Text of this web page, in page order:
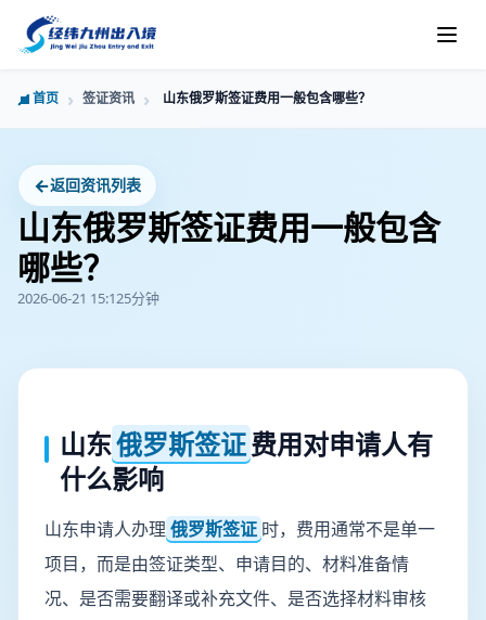
首页 签证资讯 山东俄罗斯签证费用一般包含哪些？
←返回资讯列表
山东俄罗斯签证费用一般包含
哪些？
2026-06-21 15:125分钟
山东俄罗斯签证费用对申请人有
什么影响
山东申请人办理 俄罗斯签证 时，费用通常不是单一
项目，而是由签证类型、申请目的、材料准备情
况、是否需要翻译或补充文件、是否选择材料审核